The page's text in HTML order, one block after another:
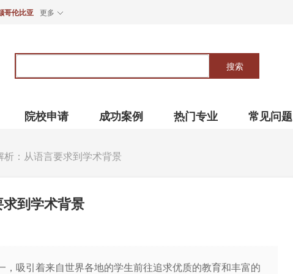
哥伦比亚 更多
关
搜索
院校申请 成功案例 热门专业 常见问题
：从语言要求到学术背景
到学术背景
引着来自世界各地的学生前往追求优质的教育和丰富的